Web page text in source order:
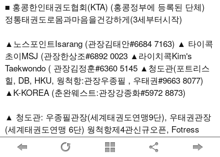
■ 홍콩한인태권도협회(KTA) (홍콩정부에 등록된 단체)
정통태권도로몸과마음을건강하게(3세부터시작)
▲노스포인트Isarang (관장김태안#6684 7163) ▲ 타이콕
초이MSJ (관장한상조#6892 0023 ▲라이치콕Kim's
Taekwondo ( 관장김정훈#6360 5145 ▲청도관(포트리스
힐, DB, HKU, 웡척항:관장우종필 , 우태권#9663 8077)
▲K-KOREA (춘완웨스트:관장강종화#5972 8873)
▲ 청도관: 우종필관장(세계태권도연맹9단), 우태권관장
(세계태권도연맹 6단) 웡척항제4관신규오픈, Fotress
Hill, Shek Tong Tsui, DB/ Clubs & Schools / 문의: 852
9663 8077